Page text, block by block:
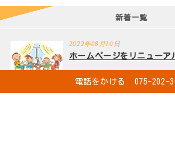
新着一覧
2022年08月10日
ホームページをリニューア
株式会社エス・ケイホームのホームページをリ
電話をかける 075-202-